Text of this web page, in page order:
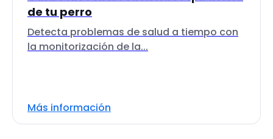
de tu perro
Detecta problemas de salud a tiempo con
la monitorización de la...
Más información